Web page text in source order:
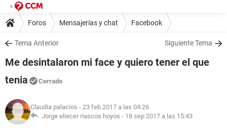
Foros Mensajerías y chat Facebook
Tema Anterior Siguiente Tema
Me desintalaron mi face y quiero tener el que
tenia
Cerrado
Claudia palacios - 23 feb 2017 a las 04:26
Jorge eliecer riascos hoyos - 18 sep 2017 a las 15:43